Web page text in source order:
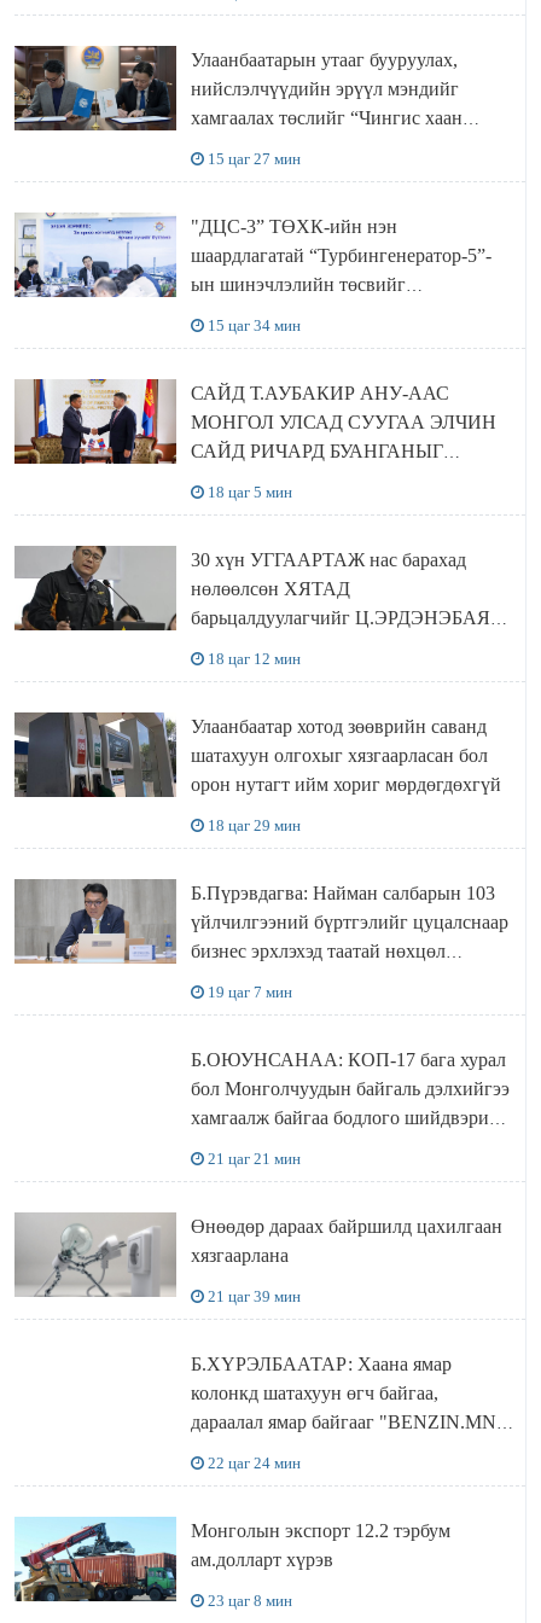
Улаанбаатарын утааг бууруулах,
нийслэлчүүдийн эрүүл мэндийг
хамгаалах төслийг “Чингис хаан
15 цаг 27 мин
"ДЦС-3” ТӨХК-ийн нэн
шаардлагатай “Турбингенератор-5”-
ын шинэчлэлийн төсвийг
15 цаг 34 мин
САЙД Т.АУБАКИР АНУ-ААС
МОНГОЛ УЛСАД СУУГАА ЭЛЧИН
САЙД РИЧАРД БУАНГАНЫГ
18 цаг 5 мин
30 хүн УГГААРТАЖ нас барахад
нөлөөлсөн ХЯТАД
барьцалдуулагчийг Ц.ЭРДЭНЭБАЯР
18 цаг 12 мин
Улаанбаатар хотод зөөврийн саванд
шатахуун олгохыг хязгаарласан бол
орон нутагт ийм хориг мөрдөгдөхгүй
18 цаг 29 мин
Б.Пүрэвдагва: Найман салбарын 103
үйлчилгээний бүртгэлийг цуцалснаар
бизнес эрхлэхэд таатай нөхцөл
19 цаг 7 мин
Б.ОЮУНСАНАА: КОП-17 бага хурал
бол Монголчуудын байгаль дэлхийгээ
хамгаалж байгаа бодлого шийдвэрийг
21 цаг 21 мин
Өнөөдөр дараах байршилд цахилгаан
хязгаарлана
21 цаг 39 мин
Б.ХҮРЭЛБААТАР: Хаана ямар
колонкд шатахуун өгч байгаа,
дараалал ямар байгааг "BENZIN.MN”
22 цаг 24 мин
Монголын экспорт 12.2 тэрбум
ам.долларт хүрэв
23 цаг 8 мин